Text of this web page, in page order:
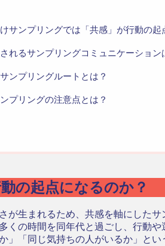
サンプリングでは「共感」が行動の起
れるサンプリングコミュニケーション
ンプリングルートとは？
プリングの注意点とは？
の起点になるのか？
生まれるため、共感を軸にした
の時間を同年代と過ごし、行動
「同じ気持ちの人がいるか」と